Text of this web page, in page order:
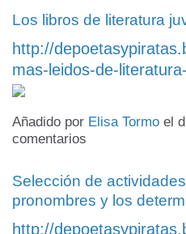
Los libros de literatura
http://
mas-leidos-de-
Añadido por Elisa Tormo el
comentarios
Selección de
pronombres y los
http://